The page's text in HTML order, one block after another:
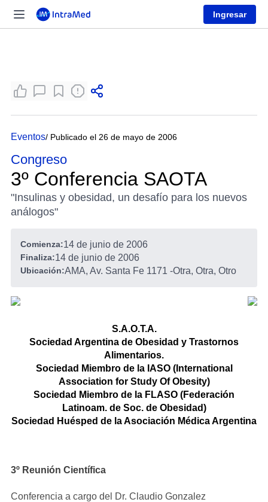
Ingresar
Eventos/ Publicado el 26 de mayo de 2006
Congreso
3º Conferencia SAOTA
"Insulinas y obesidad, un desafío para los nuevos
análogos"
Comienza:14 de junio de 2006
Finaliza:14 de junio de 2006
Ubicación:AMA, Av. Santa Fe 1171 -Otra, Otra, Otro
S.A.O.T.A.
Sociedad Argentina de Obesidad y Trastornos
Alimentarios.
Sociedad Miembro de la IASO (International
Association for Study Of Obesity)
Sociedad Miembro de la FLASO (Federación
Latinoam. de Soc. de Obesidad)
Sociedad Huésped de la Asociación Médica Argentina
3º Reunión Científica
Conferencia a cargo del Dr. Claudio Gonzalez